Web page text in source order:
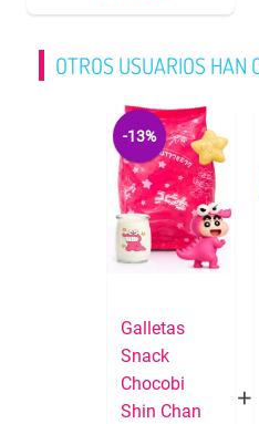
OTROS USUARIOS HAN
-13%
Galletas
Snack
Chocobi
Shin Chan